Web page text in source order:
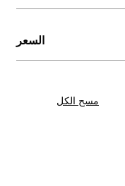
السعر
مسح الكل